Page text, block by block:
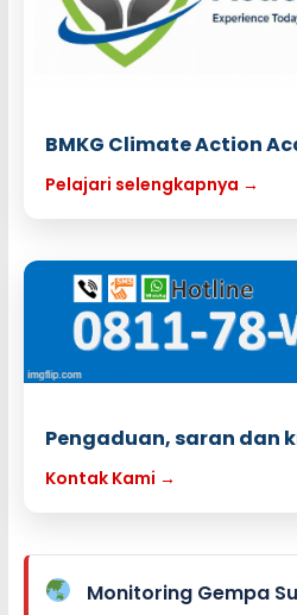
BMKG Climate Action
Pelajari selengkapnya →
Pengaduan, saran dan
Kontak Kami →
Monitoring Gempa